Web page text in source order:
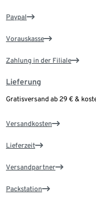
Paypal
Vorauskasse
Zahlung in der Filiale
Lieferung
Gratisversand ab 29 € &
Versandkosten
Lieferzeit
Versandpartner
Packstation